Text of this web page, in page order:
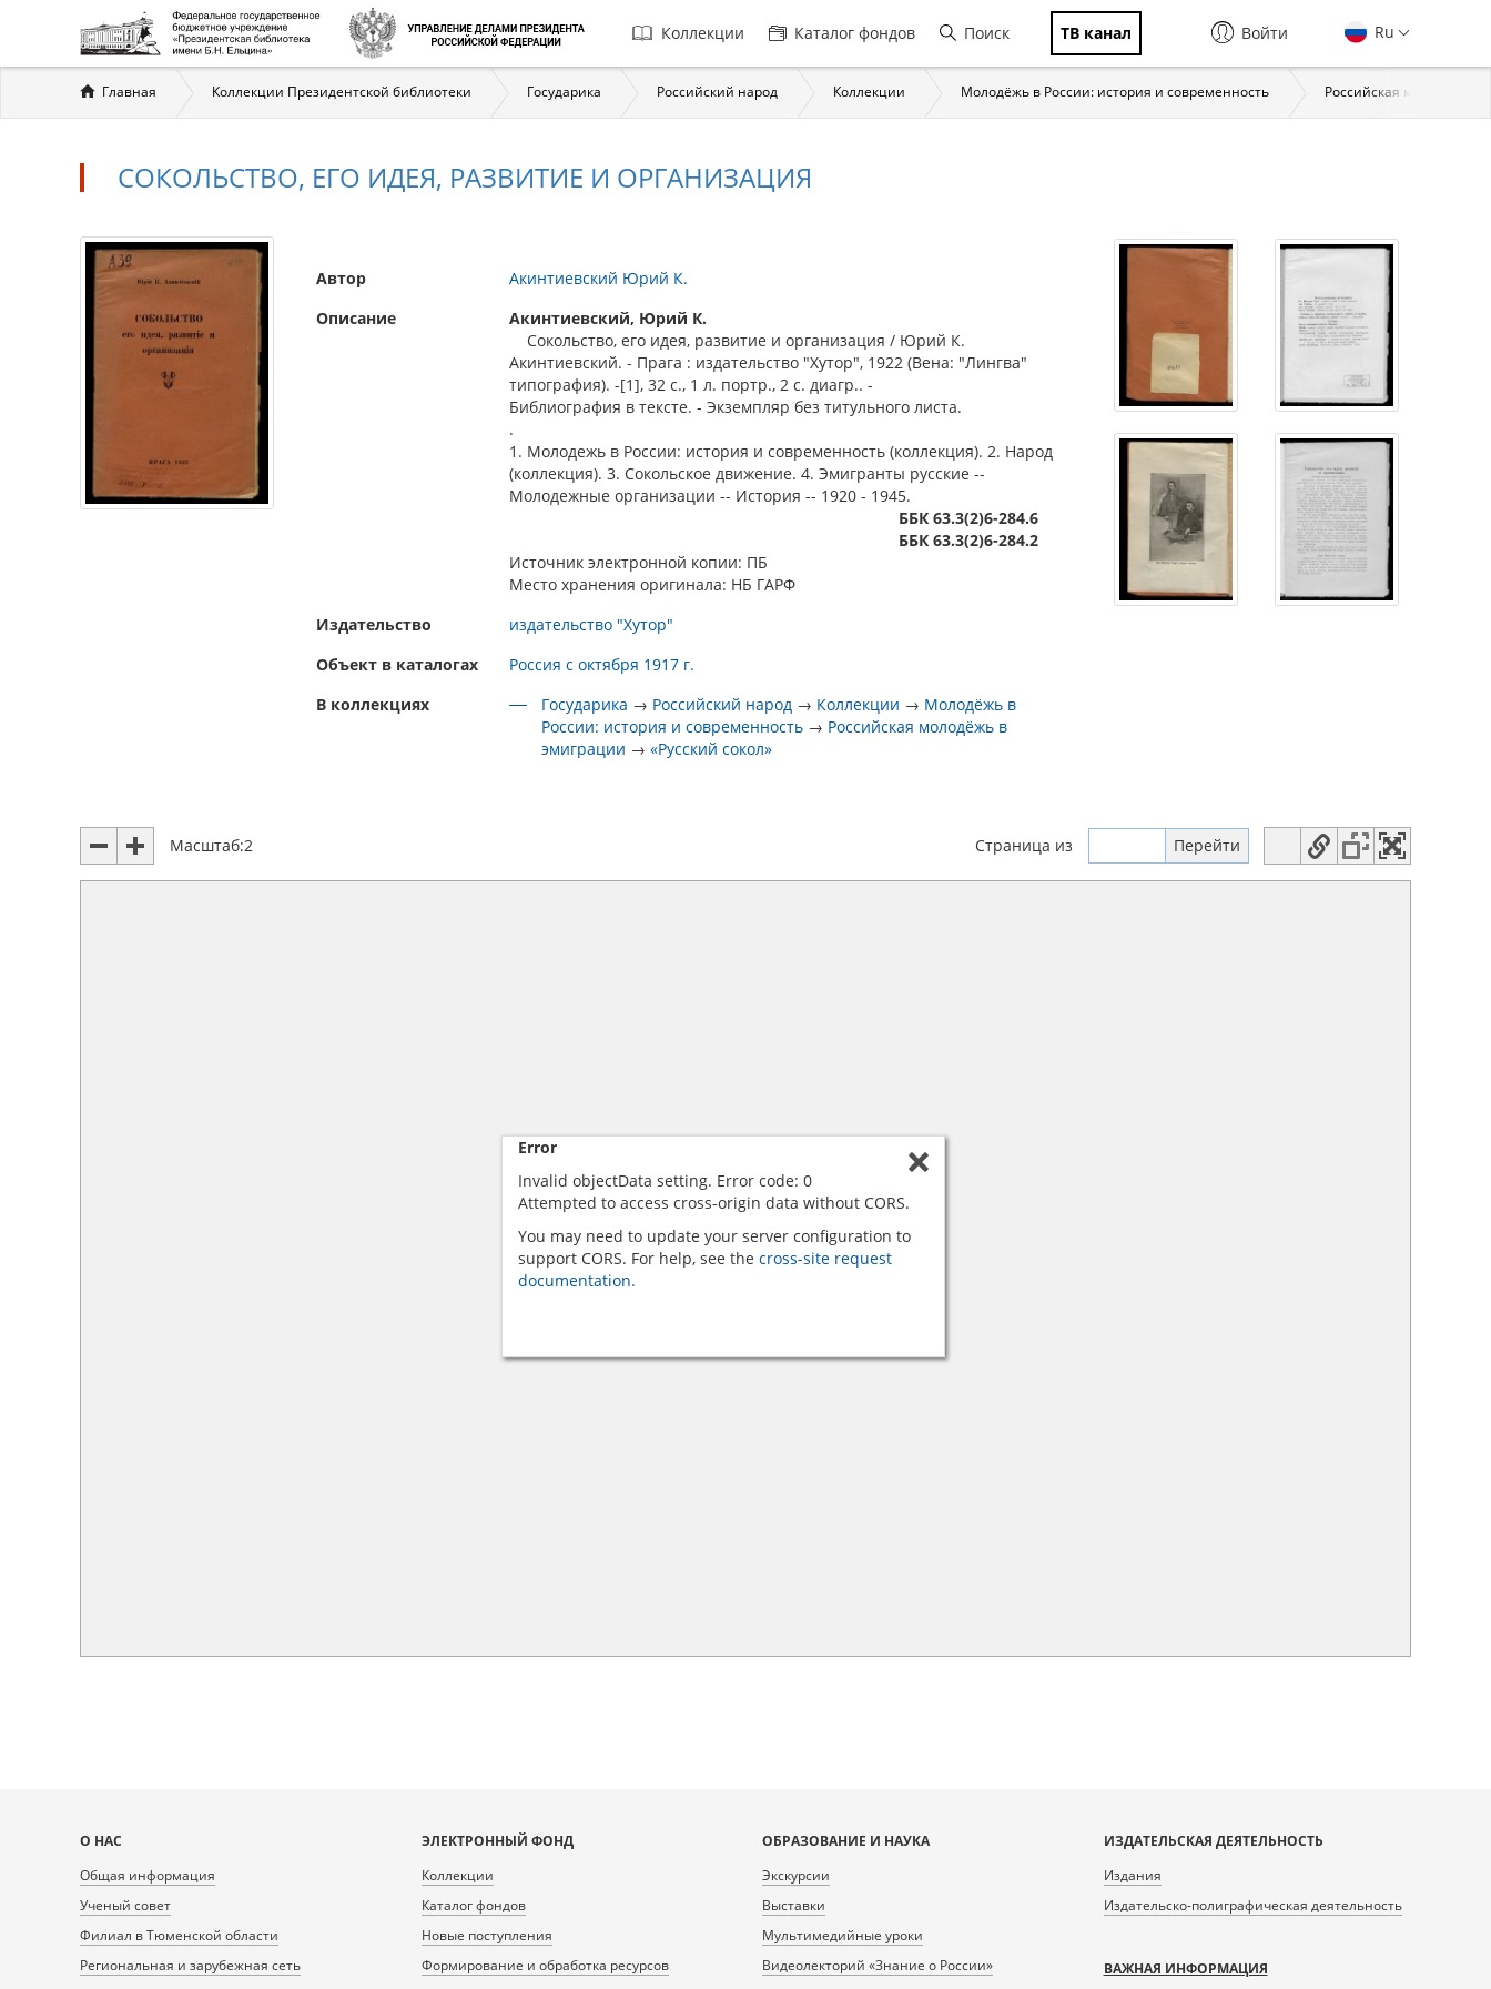
Главная
навигация
Коллекции Каталог фондов Поиск ТВ канал Ru
Войти
Вы
здесь
Главная Коллекции Президентской библиотеки Государика Российский народ Коллекции Молодёжь в России: история и современность Российская молодёжь в
СОКОЛЬСТВО, ЕГО ИДЕЯ, РАЗВИТИЕ И ОРГАНИЗАЦИЯ
Автор
Акинтиевский Юрий К.
Описание
Акинтиевский, Юрий К.
Сокольство, его идея, развитие и организация / Юрий К.
Акинтиевский. - Прага : издательство "Хутор", 1922 (Вена: "Лингва"
типография). -[1], 32 с., 1 л. портр., 2 с. диагр.. -
Библиография в тексте. - Экземпляр без титульного листа.
.
1. Молодежь в России: история и современность (коллекция). 2. Народ
(коллекция). 3. Сокольское движение. 4. Эмигранты русские --
Молодежные организации -- История -- 1920 - 1945.
ББК 63.3(2)6-284.6
ББК 63.3(2)6-284.2
Источник электронной копии: ПБ
Место хранения оригинала: НБ ГАРФ
Издательство
издательство "Хутор"
Объект в каталогах
Россия с октября 1917 г.
В коллекциях
Государика → Российский народ → Коллекции → Молодёжь в
России: история и современность → Российская молодёжь в
эмиграции →«Русский сокол»
Масштаб:2 Страница из
Error
Invalid objectData setting. Error code: 0
Attempted to access cross-origin data without CORS.
You may need to update your server configuration to
support CORS. For help, see the cross-site request
documentation.
Карта
сайта
О НАС
Общая информация
Ученый совет
Филиал в Тюменской области
Региональная и зарубежная сеть
ЭЛЕКТРОННЫЙ ФОНД
Коллекции
Каталог фондов
Новые поступления
Формирование и обработка ресурсов
ОБРАЗОВАНИЕ И НАУКА
Экскурсии
Выставки
Мультимедийные уроки
Видеолекторий «Знание о России»
ИЗДАТЕЛЬСКАЯ ДЕЯТЕЛЬНОСТЬ
Издания
Издательско-полиграфическая деятельность
ВАЖНАЯ ИНФОРМАЦИЯ